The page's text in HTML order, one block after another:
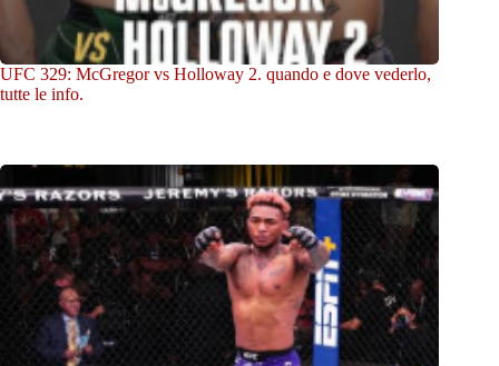
UFC 329: McGregor vs Holloway 2. quando e dove vederlo,
tutte le info.